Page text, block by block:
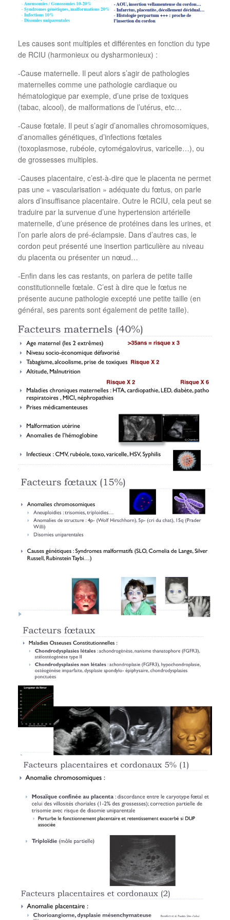
Les causes sont multiples et différentes en fonction du type
de RCIU (harmonieux ou dysharmonieux) :
-Cause maternelle. Il peut alors s’agir de pathologies
maternelles comme une pathologie cardiaque ou
hématologique par exemple, d’une prise de toxiques
(tabac, alcool), de malformations de l’utérus, etc…
-Cause fœtale. Il peut s’agir d’anomalies chromosomiques,
d’anomalies génétiques, d’infections fœtales
(toxoplasmose, rubéole, cytomégalovirus, varicelle…), ou
de grossesses multiples.
-Causes placentaire, c’est-à-dire que le placenta ne permet
pas une « vascularisation » adéquate du fœtus, on parle
alors d’insuffisance placentaire. Outre le RCIU, cela peut se
traduire par la survenue d’une hypertension artérielle
maternelle, d’une présence de protéines dans les urines, et
l’on parle alors de pré-éclampsie. Dans d’autres cas, le
cordon peut présenté une insertion particulière au niveau
du placenta ou présenter un nœud…
-Enfin dans les cas restants, on parlera de petite taille
constitutionnelle fœtale. C’est à dire que le fœtus ne
présente aucune pathologie excepté une petite taille (en
général, ses parents sont également de petite taille).